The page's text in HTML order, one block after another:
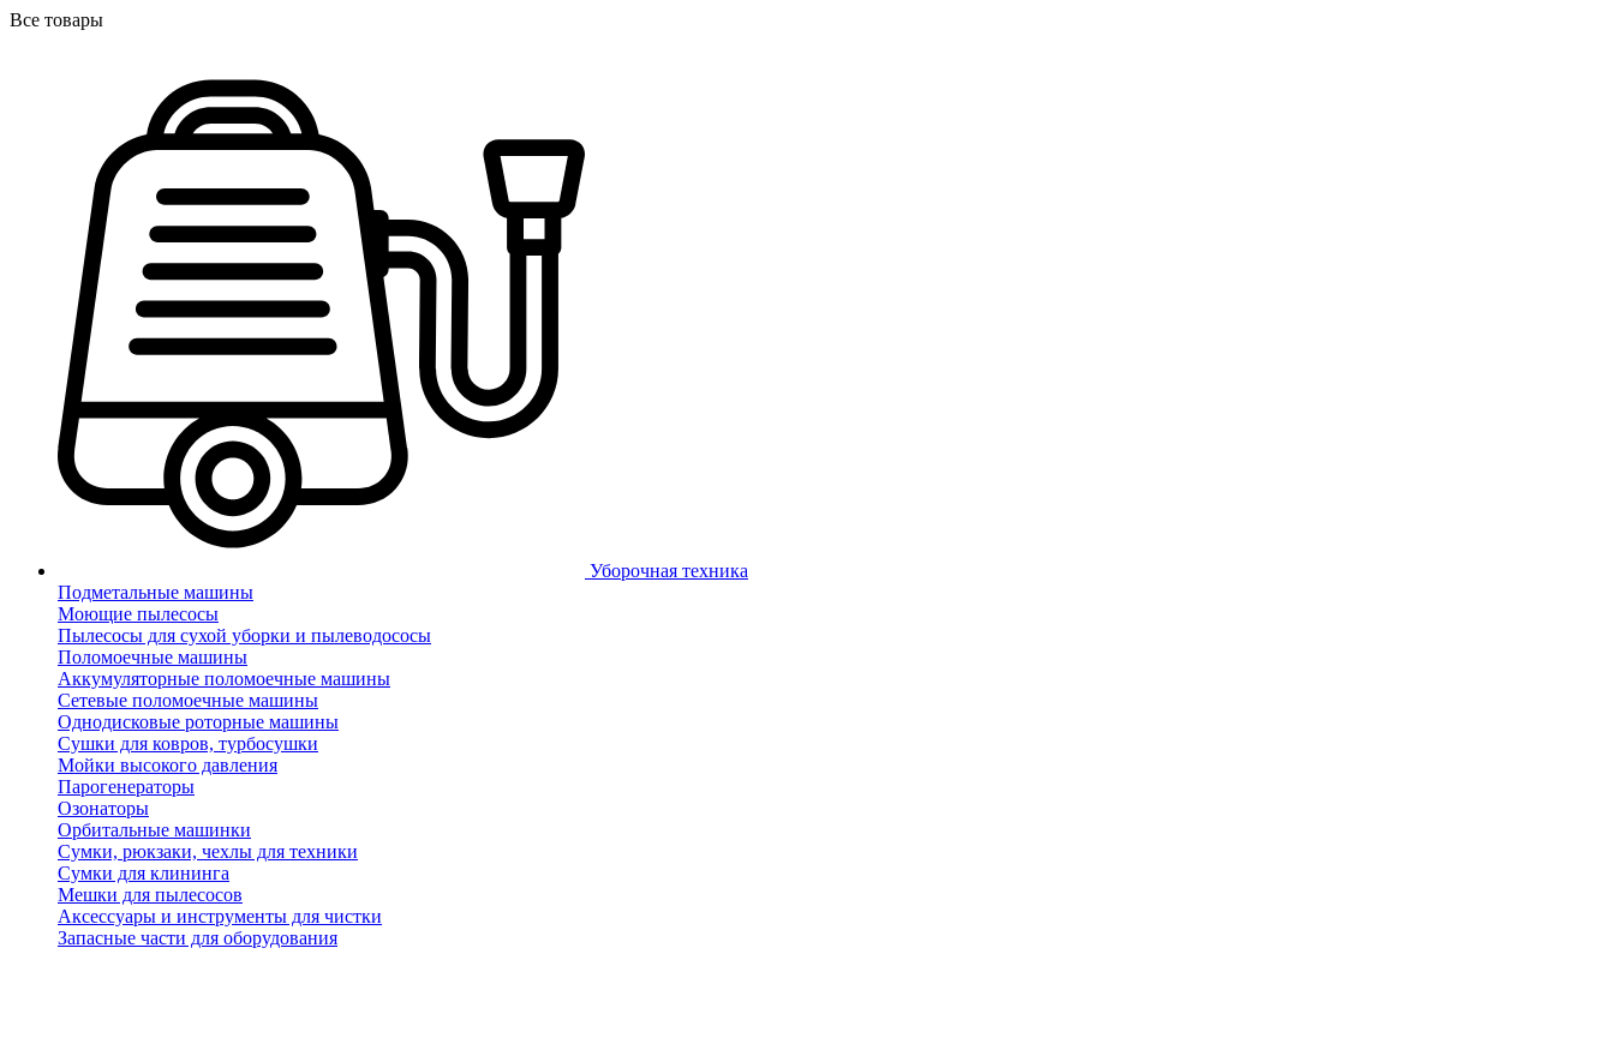
Все товары
Уборочная техника
Подметальные машины
Моющие пылесосы
Пылесосы для сухой уборки и пылеводососы
Поломоечные машины
Аккумуляторные поломоечные машины
Сетевые поломоечные машины
Однодисковые роторные машины
Сушки для ковров, турбосушки
Мойки высокого давления
Парогенераторы
Озонаторы
Орбитальные машинки
Сумки, рюкзаки, чехлы для техники
Сумки для клининга
Мешки для пылесосов
Аксессуары и инструменты для чистки
Запасные части для оборудования